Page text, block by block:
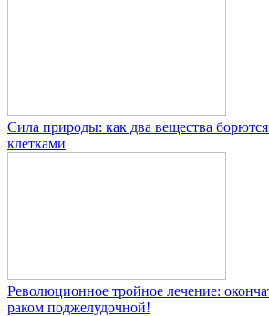
Сила природы: как два вещества
клетками
Революционное тройное лечение:
раком поджелудочной!